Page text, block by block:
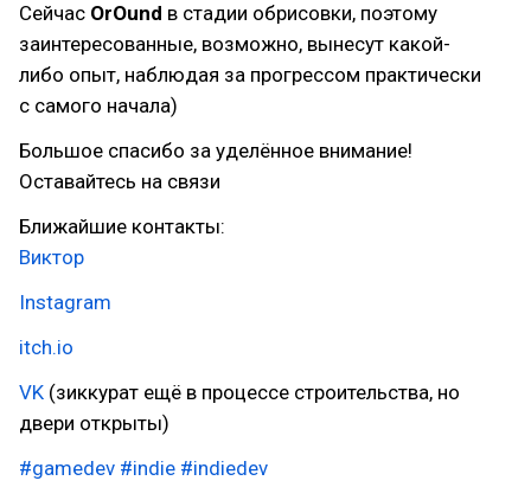
Сейчас OrOund в стадии обрисовки, поэтому
заинтересованные, возможно, вынесут какой-
либо опыт, наблюдая за прогрессом практически
с самого начала)
Большое спасибо за уделённое внимание!
Оставайтесь на связи
Ближайшие контакты:
Виктор
Instagram
itch.io
VK (зиккурат ещё в процессе строительства, но
двери открыты)
#gamedev #indie #indiedev